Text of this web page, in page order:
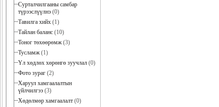
Сурталчилгааны самбар
түрээслүүлнэ (0)
Тавилга хийх (1)
Тайлан баланс (10)
Тоног төхөөрөмж(3)
Тусламж(1)
Үл хөдлөх хөрөнгө зуучлал (0)
Фото зураг (2)
Харуул хамгаалалтын
үйлчилгээ (3)
Хөдөлмөр хамгаалалт (0)